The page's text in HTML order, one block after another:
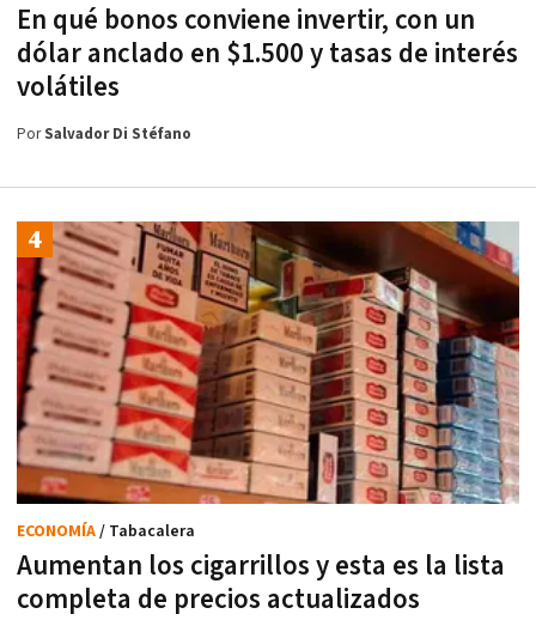
En qué bonos conviene invertir, con un
dólar anclado en $1.500 y tasas de interés
volátiles
PorSalvador Di Stéfano
Aumentan los cigarrillos y esta es la lista
completa de precios actualizados
ECONOMÍA/ Tabacalera